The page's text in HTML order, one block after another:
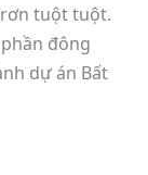
tuột tuột.
đông
dự án Bất